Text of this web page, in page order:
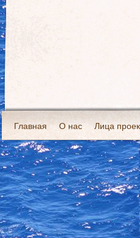
Главная О нас Лица